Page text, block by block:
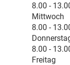
8.00 -
Mittwoch
8.00 -
8.00 -
Freitag